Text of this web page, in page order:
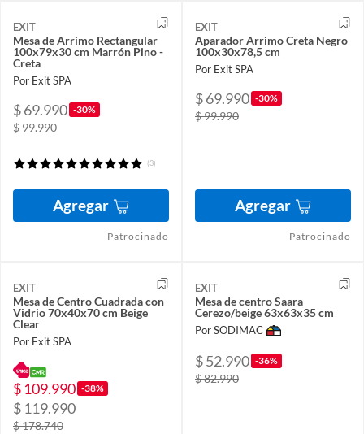
EXIT
Mesa de Arrimo Rectangular
100x79x30 cm Marrón Pino -
Creta
Por Exit SPA
$ 69.990 -30%
$ 99.990
(3)
Agregar
Patrocinado
EXIT
Aparador Arrimo Creta Negro
100x30x78,5 cm
Por Exit SPA
$ 69.990 -30%
$ 99.990
Agregar
Patrocinado
EXIT
Mesa de Centro Cuadrada con
Vidrio 70x40x70 cm Beige
Clear
Por Exit SPA
$ 109.990 -38%
$ 119.990
$ 178.740
EXIT
Mesa de centro Saara
Cerezo/beige 63x63x35 cm
Por SODIMAC
$ 52.990 -36%
$ 82.990